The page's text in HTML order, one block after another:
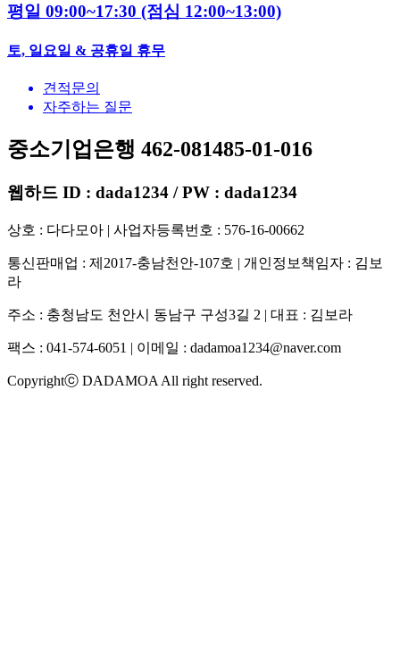
평일 09:00~17:30 (점심 12:00~13:00)
토, 일요일 & 공휴일 휴무
견적문의
자주하는 질문
중소기업은행 462-081485-01-016
웹하드 ID : dada1234 / PW : dada1234
상호 : 다다모아 | 사업자등록번호 : 576-16-00662
통신판매업 : 제2017-충남천안-107호 | 개인정보책임자 : 김보
라
주소 : 충청남도 천안시 동남구 구성3길 2 | 대표 : 김보라
팩스 : 041-574-6051 | 이메일 : dadamoa1234@naver.com
Copyrightⓒ DADAMOA All right reserved.